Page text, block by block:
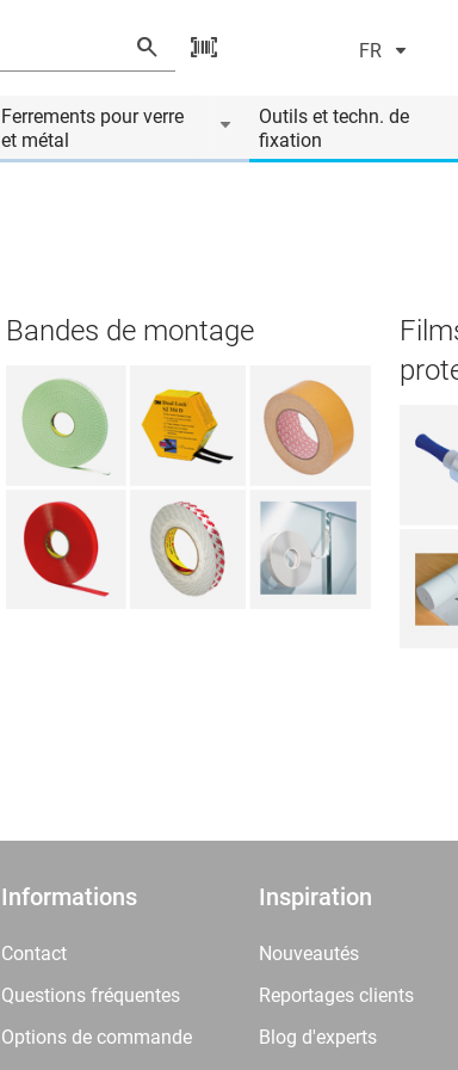
FR
Ferrements pour verre
et métal
Outils et techn. de
fixation
Bandes de montage
Informations
Contact
Questions fréquentes
Options de commande
Inspiration
Nouveautés
Reportages clients
Blog d'experts